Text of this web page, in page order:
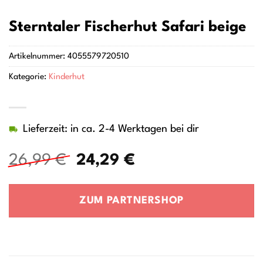
Sterntaler Fischerhut Safari beige
26,99€
Ursprünglicher
war:
24,29 €Aktueller
ist:
Lieferzeit: in ca. 2-4 Werktagen bei dir
ZUM PARTNERSHOP
Artikelnummer: 4055579720510
Kategorie: Kinderhut